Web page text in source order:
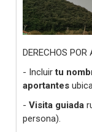
DERECHOS POR
- Incluirtu
aportantes
- Visita guiada
persona).